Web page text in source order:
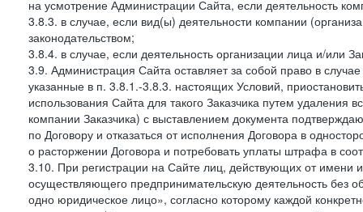
на усмотрение Администрации Сайта, если деятельность
3.8.3. в случае, если вид(ы) деятельности компании
законодательством;
3.8.4. в случае, если деятельность организации лица и/или
3.9. Администрация Сайта оставляет за собой право в
указанные в п. 3.8.1.-3.8.3. настоящих Условий,
использования Сайта для такого Заказчика путем
компании Заказчика) с выставлением документа
по Договору и отказаться от исполнения Договора в
о расторжении Договора и потребовать уплаты штрафа в
3.10. При регистрации на Сайте лиц, действующих от имени
осуществляющего предпринимательскую деятельность без
одно юридическое лицо», согласно которому каждой